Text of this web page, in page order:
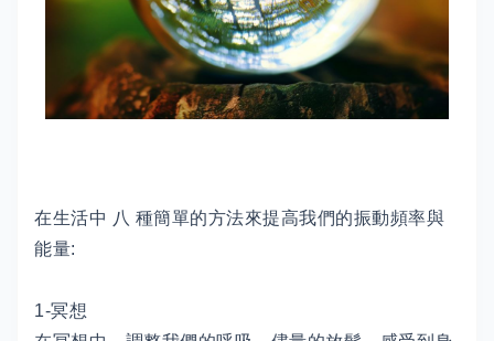
在生活中 八 種簡單的方法來提高我們的振動頻率與
能量:
1-冥想